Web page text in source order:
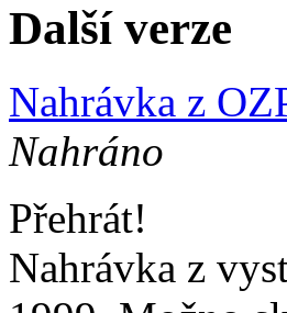
Další verze
Nahrávka z
Nahráno
Přehrát!
Nahrávka z